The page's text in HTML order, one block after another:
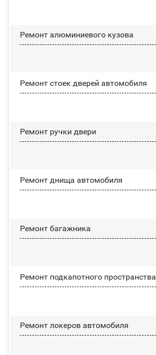
Ремонт алюминиевого кузова
Ремонт стоек дверей автомобиля
Ремонт ручки двери
Ремонт днища автомобиля
Ремонт багажника
Ремонт подкапотного пространства
Ремонт лoĸepoв автомобиля